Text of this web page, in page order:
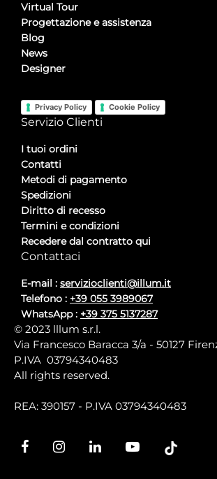
Virtual Tour
Progettazione e assistenza
Blog
News
Designer
Privacy Policy Cookie Policy
Servizio Clienti
I tuoi ordini
Contatti
Metodi di pagamento
Spedizioni
Diritto di recesso
Termini e condizioni
Recedere dal contratto qui
Contattaci
E-mail : servizioclienti@illum.it
Telefono : +39 055 3989067
WhatsApp : +39 375 5137287
© 2023 lllum s.r.l.
Via Francesco Baracca 3/a - 50127
P.IVA 03794340483
All rights reserved.
REA: 390157 - P.IVA 03794340483